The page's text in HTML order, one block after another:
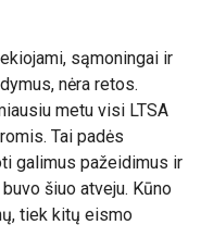
sąmoningai ir
nėra retos.
metu visi LTSA
Tai padės
galimus pažeidimus ir
šiuo atveju. Kūno
tiek kitų eismo